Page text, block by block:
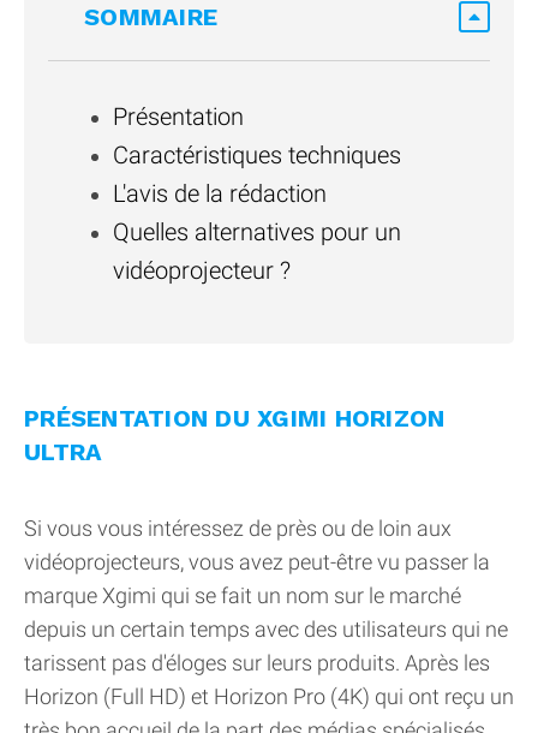
SOMMAIRE
Présentation
Caractéristiques techniques
L'avis de la rédaction
Quelles alternatives pour un
vidéoprojecteur ?
PRÉSENTATION DU XGIMI HORIZON
ULTRA
Si vous vous intéressez de près ou de loin aux
vidéoprojecteurs, vous avez peut-être vu passer la
marque Xgimi qui se fait un nom sur le marché
depuis un certain temps avec des utilisateurs qui ne
tarissent pas d'éloges sur leurs produits. Après les
Horizon (Full HD) et Horizon Pro (4K) qui ont reçu un